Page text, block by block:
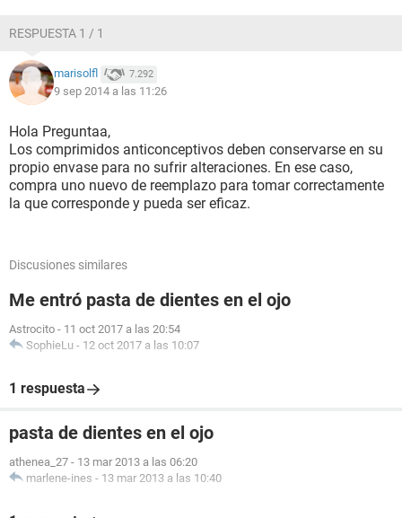
RESPUESTA 1 / 1
marisolfl 7.292
9 sep 2014 a las 11:26
Hola Preguntaa,
Los comprimidos anticonceptivos deben conservarse en su
propio envase para no sufrir alteraciones. En ese caso,
compra uno nuevo de reemplazo para tomar correctamente
la que corresponde y pueda ser eficaz.
Discusiones similares
Me entró pasta de dientes en el ojo
Astrocito - 11 oct 2017 a las 20:54
SophieLu - 12 oct 2017 a las 10:07
1 respuesta
pasta de dientes en el ojo
athenea_27 - 13 mar 2013 a las 06:20
marlene-ines - 13 mar 2013 a las 10:40